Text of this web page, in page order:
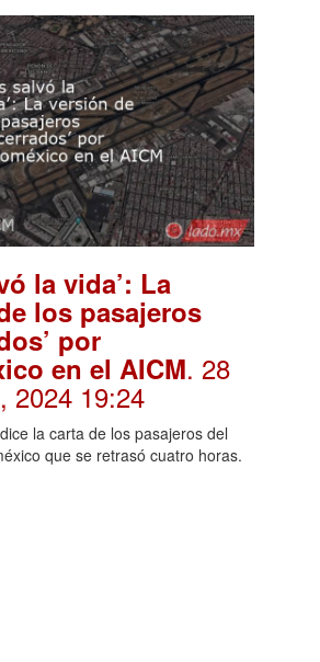
la vida’: La
los pasajeros
por
en el AICM. 28
2024 19:24
la carta de los pasajeros del
que se retrasó cuatro horas.